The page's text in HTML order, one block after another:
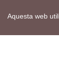
Aquesta web